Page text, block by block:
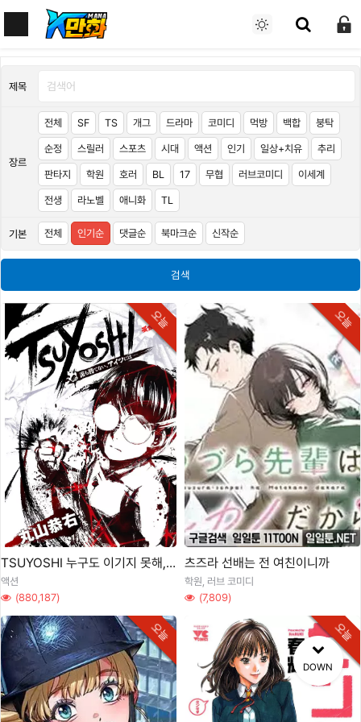
제목
장르
전체 SF TS 개그 드라마 코미디 먹방 백합 붕탁
순정 스릴러 스포츠 시대 액션 인기 일상+치유 추리
판타지 학원 호러 BL 17 무협 러브코미디 이세계
전생 라노벨 애니화 TL
기본 전체 인기순 댓글순 북마크순 신작순
검색
오늘
TSUYOSHI 누구도 이기지 못해,
녀석한테는
액션
(880,187)
오늘
츠즈라 선배는 전 여친이니까
학원, 러브 코미디
(7,809)
오늘 오늘
DOWN